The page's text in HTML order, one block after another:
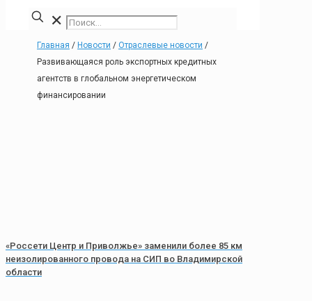
✕
Главная / Новости / Отраслевые новости /
Развивающаяся роль экспортных кредитных
агентств в глобальном энергетическом
финансировании
«Россети Центр и Приволжье» заменили более 85 км
неизолированного провода на СИП во Владимирской
области